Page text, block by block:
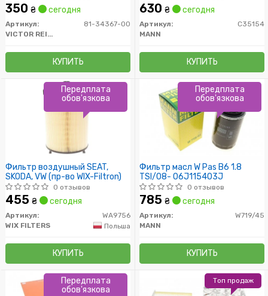
(тефлон)
350 ₴ сегодня
Артикул:
81-34367-00
VICTOR REINZ
КУПИТЬ
630 ₴ сегодня
Артикул:
C35154
MANN
КУПИТЬ
Фильтр воздушный SEAT,
SKODA, VW (пр-во WIX-Filtron)
0 отзывов
455 ₴ сегодня
Артикул:
WA9756
WIX FILTERS
Польша
КУПИТЬ
Передплата
обов'язкова
Фильтр масл W Pas B6 1.8
TSI/08- 06J115403J
0 отзывов
785 ₴ сегодня
Артикул:
W719/45
MANN
КУПИТЬ
Передплата
обов'язкова
Передплата
обов'язкова
Топ продаж